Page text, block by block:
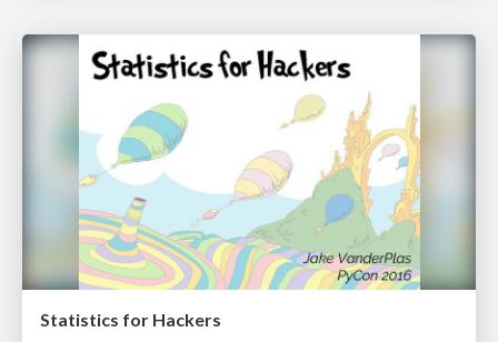
Statistics for Hackers